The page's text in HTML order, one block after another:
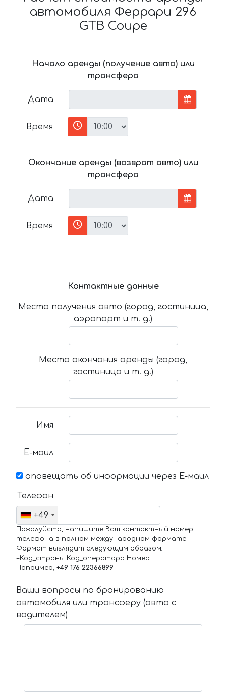
автомобиля Феррари 296
GTB Coupe
Начало аренды (получение авто) или
трансфера
Дата
Время
Окончание аренды (возврат авто) или
трансфера
Дата
Время
Контактные данные
Место получения авто (город, гостиница,
аэропорт и т. д.)
Место окончания аренды (город,
гостиница и т. д.)
Имя
Е-маил
оповещать об информации через Е-маил
Телефон
+49
Пожалуйста, напишите Ваш контактный номер
телефона в полном международном формате.
Формат выглядит следующим образом:
+Код_страны Код_оператора Номер
Например, +49 176 22366899
Ваши вопросы по бронированию
автомобиля или трансферу (авто с
водителем)